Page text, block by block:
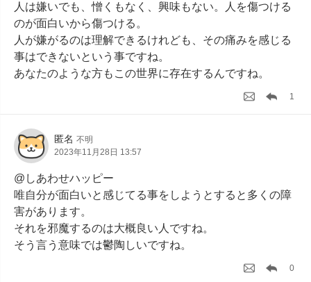
人は嫌いでも、憎くもなく、興味もない。人を傷つける
のが面白いから傷つける。
人が嫌がるのは理解できるけれども、その痛みを感じる
事はできないという事ですね。
あなたのような方もこの世界に存在するんですね。
1
匿名 不明
2023年11月28日 13:57
@しあわせハッピー
唯自分が面白いと感じてる事をしようとすると多くの障
害があります。
それを邪魔するのは大概良い人ですね。
そう言う意味では鬱陶しいですね。
0